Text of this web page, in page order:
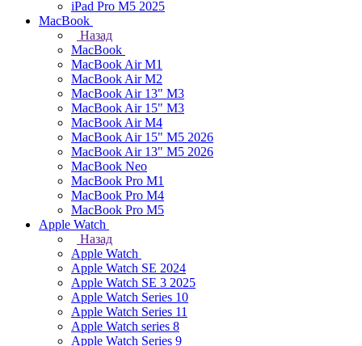
iPad Pro M5 2025
MacBook
Назад
MacBook
MacBook Air M1
MacBook Air M2
MacBook Air 13" M3
MacBook Air 15" M3
MacBook Air M4
MacBook Air 15" М5 2026
MacBook Air 13" М5 2026
MacBook Neo
MacBook Pro M1
MacBook Pro M4
MacBook Pro M5
Apple Watch
Назад
Apple Watch
Apple Watch SE 2024
Apple Watch SE 3 2025
Apple Watch Series 10
Apple Watch Series 11
Apple Watch series 8
Apple Watch Series 9